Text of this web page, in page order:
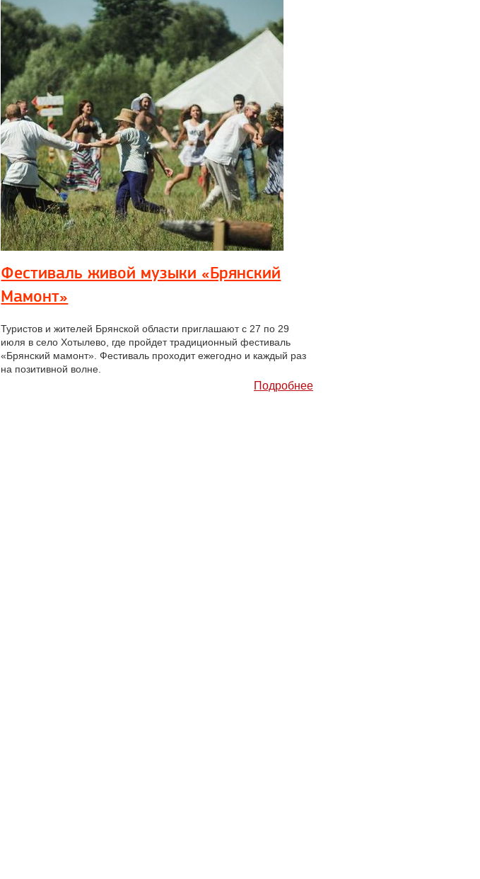
Фестиваль живой музыки «Брянский
Мамонт»
Туристов и жителей Брянской области приглашают с 27 по 29
июля в село Хотылево, где пройдет традиционный фестиваль
«Брянский мамонт». Фестиваль проходит ежегодно и каждый раз
на позитивной волне.
Подробнее